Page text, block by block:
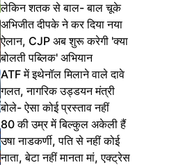
लेकिन शतक से बाल- बाल चूके
अभिजीत दीपके ने कर दिया नया
ऐलान, CJP अब शुरू करेगी 'क्या
बोलती पब्लिक' अभियान
ATF में इथेनॉल मिलाने वाले दावे
गलत, नागरिक उड्डयन मंत्री
बोले- ऐसा कोई प्रस्ताव नहीं
80 की उम्र में बिल्कुल अकेली हैं
उषा नाडकर्णी, पति से नहीं कोई
नाता, बेटा नहीं मानता मां, एक्ट्रेस